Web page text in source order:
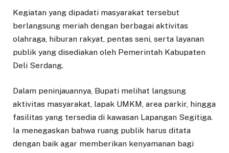
Kegiatan yang dipadati masyarakat tersebut
berlangsung meriah dengan berbagai aktivitas
olahraga, hiburan rakyat, pentas seni, serta layanan
publik yang disediakan oleh Pemerintah Kabupaten
Deli Serdang.
Dalam peninjauannya, Bupati melihat langsung
aktivitas masyarakat, lapak UMKM, area parkir, hingga
fasilitas yang tersedia di kawasan Lapangan Segitiga.
Ia menegaskan bahwa ruang publik harus ditata
dengan baik agar memberikan kenyamanan bagi